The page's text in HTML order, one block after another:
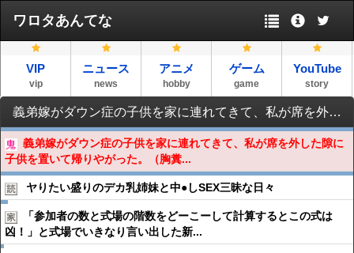
ワロタあんてな
VIP
vip
ニュース
news
アニメ
hobby
ゲーム
game
YouTube
story
義弟嫁がダウン症の子供を家に連れてきて、私が席を外した隙に子供を置いて帰りやがった。（胸糞注意・後日談有)
義弟嫁がダウン症の子供を家に連れてきて、私が席を外した隙に
子供を置いて帰りやがった。（胸糞...
ヤりたい盛りのデカ乳姉妹と中●︎しSEX三昧な日々
「参加者の数と式場の階数をどーこーして計算するとこの式は
凶！」と式場でいきなり言い出した新...